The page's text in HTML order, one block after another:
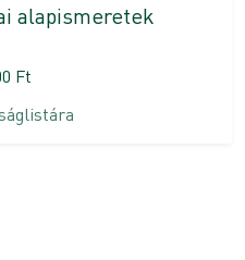
alapismeretek
Ft